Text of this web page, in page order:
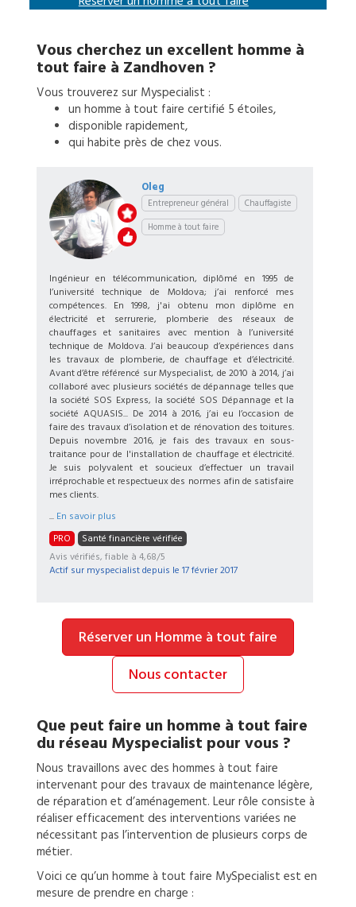
Vous cherchez un excellent homme à
tout faire à Zandhoven ?
Vous trouverez sur Myspecialist :
un homme à tout faire certifié 5 étoiles,
disponible rapidement,
qui habite près de chez vous.
Oleg
Entrepreneur général
Chauffagiste
Homme à tout faire
Ingénieur en télécommunication, diplômé en 1995 de
l’université technique de Moldova; j’ai renforcé mes
compétences. En 1998, j'ai obtenu mon diplôme en
électricité et serrurerie, plomberie des réseaux de
chauffages et sanitaires avec mention à l’université
technique de Moldova. J’ai beaucoup d’expériences dans
les travaux de plomberie, de chauffage et d’électricité.
Avant d’être référencé sur Myspecialist, de 2010 à 2014, j’ai
collaboré avec plusieurs sociétés de dépannage telles que
la société SOS Express, la société SOS Dépannage et la
société AQUASIS... De 2014 à 2016, j’ai eu l’occasion de
faire des travaux d’isolation et de rénovation des toitures.
Depuis novembre 2016, je fais des travaux en sous-
traitance pour de l'installation de chauffage et électricité.
Je suis polyvalent et soucieux d’effectuer un travail
irréprochable et respectueux des normes afin de satisfaire
mes clients.
... En savoir plus
PRO
Santé financière vérifiée
Avis vérifiés, fiable à 4,68/5
Actif sur myspecialist depuis le 17 février 2017
Réserver un Homme à tout faire
Nous contacter
Que peut faire un homme à tout faire
du réseau Myspecialist pour vous ?
Nous travaillons avec des hommes à tout faire
intervenant pour des travaux de maintenance légère,
de réparation et d’aménagement. Leur rôle consiste à
réaliser efficacement des interventions variées ne
nécessitant pas l’intervention de plusieurs corps de
métier.
Voici ce qu’un homme à tout faire MySpecialist est en
mesure de prendre en charge :